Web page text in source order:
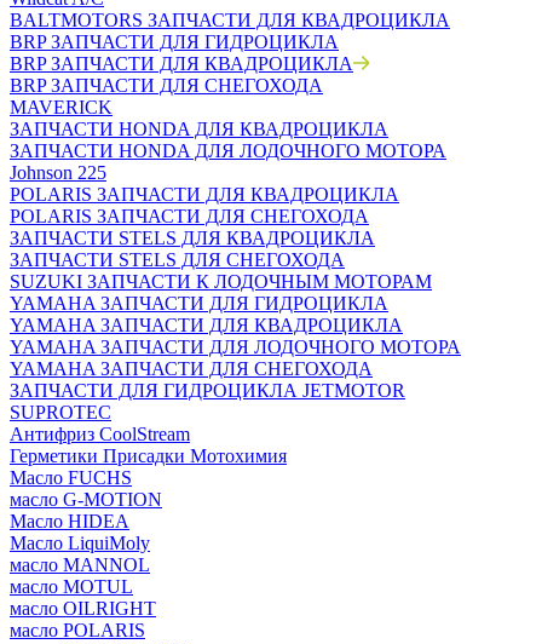
BALTMOTORS ЗАПЧАСТИ ДЛЯ КВАДРОЦИКЛА
BRP ЗАПЧАСТИ ДЛЯ ГИДРОЦИКЛА
BRP ЗАПЧАСТИ ДЛЯ КВАДРОЦИКЛА
BRP ЗАПЧАСТИ ДЛЯ СНЕГОХОДА
MAVERICK
ЗАПЧАСТИ HONDA ДЛЯ КВАДРОЦИКЛА
ЗАПЧАСТИ HONDA ДЛЯ ЛОДОЧНОГО МОТОРА
Johnson 225
POLARIS ЗАПЧАСТИ ДЛЯ КВАДРОЦИКЛА
POLARIS ЗАПЧАСТИ ДЛЯ СНЕГОХОДА
ЗАПЧАСТИ STELS ДЛЯ КВАДРОЦИКЛА
ЗАПЧАСТИ STELS ДЛЯ СНЕГОХОДА
SUZUKI ЗАПЧАСТИ К ЛОДОЧНЫМ МОТОРАМ
YAMAHA ЗАПЧАСТИ ДЛЯ ГИДРОЦИКЛА
YAMAHA ЗАПЧАСТИ ДЛЯ КВАДРОЦИКЛА
YAMAHA ЗАПЧАСТИ ДЛЯ ЛОДОЧНОГО МОТОРА
YAMAHA ЗАПЧАСТИ ДЛЯ СНЕГОХОДА
ЗАПЧАСТИ ДЛЯ ГИДРОЦИКЛА JETMOTOR
SUPROTEC
Антифриз CoolStream
Герметики Присадки Мотохимия
Масло FUCHS
масло G-MOTION
Масло HIDEA
Масло LiquiMoly
масло MANNOL
масло MOTUL
масло OILRIGHT
масло POLARIS